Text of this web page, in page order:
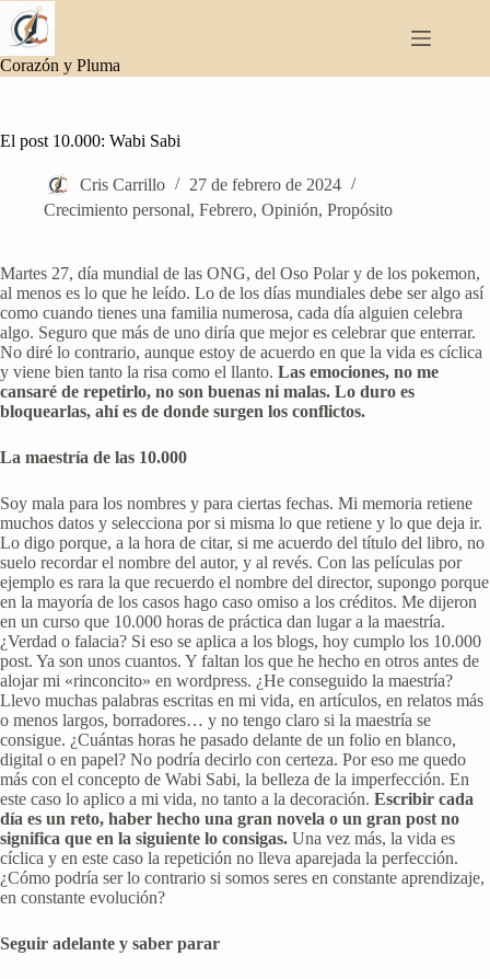
Saltar
contenido
Corazón y Pluma
El post 10.000: Wabi Sabi
Cris Carrillo
27 de febrero de 2024
Crecimiento personal, Febrero, Opinión, Propósito
Martes 27, día mundial de las ONG, del Oso Polar y de los pokemon,
al menos es lo que he leído. Lo de los días mundiales debe ser algo así
como cuando tienes una familia numerosa, cada día alguien celebra
algo. Seguro que más de uno diría que mejor es celebrar que enterrar.
No diré lo contrario, aunque estoy de acuerdo en que la vida es cíclica
y viene bien tanto la risa como el llanto. Las emociones, no me
cansaré de repetirlo, no son buenas ni malas. Lo duro es
bloquearlas, ahí es de donde surgen los conflictos.
La maestría de las 10.000
Soy mala para los nombres y para ciertas fechas. Mi memoria retiene
muchos datos y selecciona por si misma lo que retiene y lo que deja ir.
Lo digo porque, a la hora de citar, si me acuerdo del título del libro, no
suelo recordar el nombre del autor, y al revés. Con las películas por
ejemplo es rara la que recuerdo el nombre del director, supongo porque
en la mayoría de los casos hago caso omiso a los créditos. Me dijeron
en un curso que 10.000 horas de práctica dan lugar a la maestría.
¿Verdad o falacia? Si eso se aplica a los blogs, hoy cumplo los 10.000
post. Ya son unos cuantos. Y faltan los que he hecho en otros antes de
alojar mi «rinconcito» en wordpress. ¿He conseguido la maestría?
Llevo muchas palabras escritas en mi vida, en artículos, en relatos más
o menos largos, borradores… y no tengo claro si la maestría se
consigue. ¿Cuántas horas he pasado delante de un folio en blanco,
digital o en papel? No podría decirlo con certeza. Por eso me quedo
más con el concepto de Wabi Sabi, la belleza de la imperfección. En
este caso lo aplico a mi vida, no tanto a la decoración. Escribir cada
día es un reto, haber hecho una gran novela o un gran post no
significa que en la siguiente lo consigas. Una vez más, la vida es
cíclica y en este caso la repetición no lleva aparejada la perfección.
¿Cómo podría ser lo contrario si somos seres en constante aprendizaje,
en constante evolución?
Seguir adelante y saber parar